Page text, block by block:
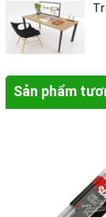
Sản phẩm